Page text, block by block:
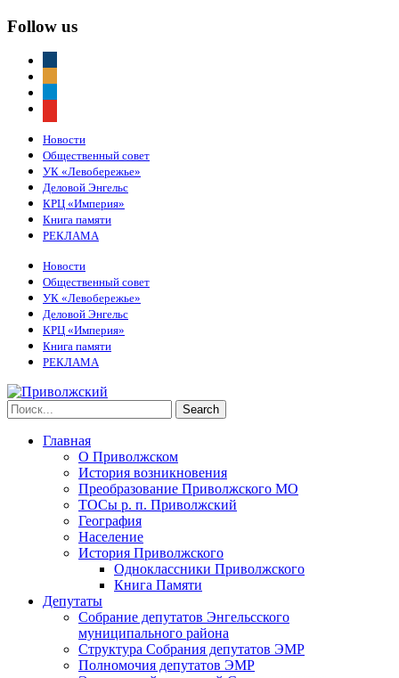
Follow us
Новости
Общественный совет
УК «Левобережье»
Деловой Энгельс
КРЦ «Империя»
Книга памяти
РЕКЛАМА
Новости
Общественный совет
УК «Левобережье»
Деловой Энгельс
КРЦ «Империя»
Книга памяти
РЕКЛАМА
Главная
О Приволжском
История возникновения
Преобразование Приволжского МО
ТОСы р. п. Приволжский
География
Население
История Приволжского
Одноклассники Приволжского
Книга Памяти
Депутаты
Собрание депутатов Энгельсского
муниципального района
Структура Собрания депутатов ЭМР
Полномочия депутатов ЭМР